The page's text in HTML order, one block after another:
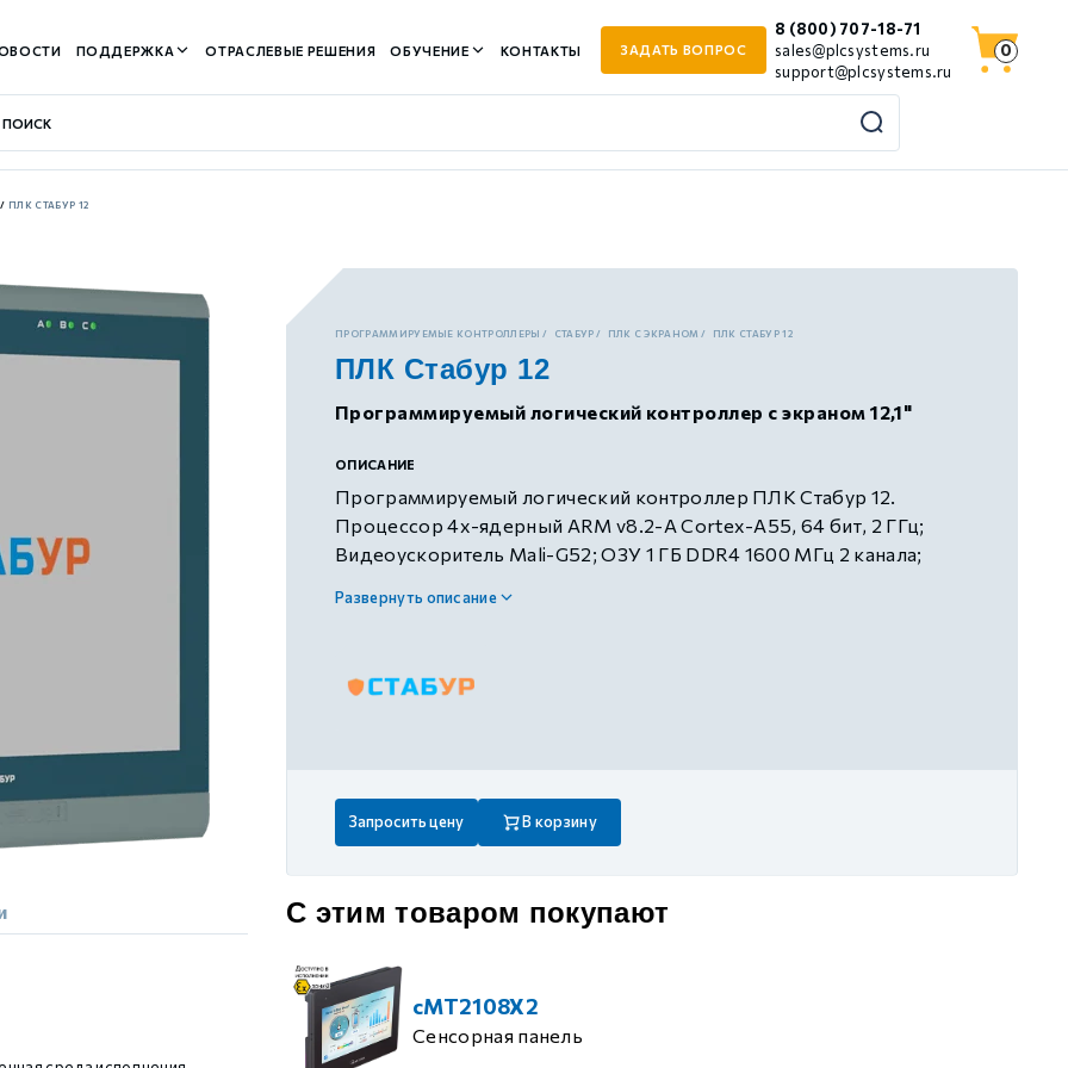
ПОДДЕРЖКА ОТРАСЛЕВЫЕ РЕШЕНИЯ ОБУЧЕНИЕ КОНТАКТЫ ЗАДАТЬ ВОПРОС
8 (800) 707-18-71
sales@plcsystems.ru
support@plcsystems.ru
0
/ ПЛК СТАБУР 12
ПРОГРАММИРУЕМЫЕ КОНТРОЛЛЕРЫ СТАБУР ПЛК С ЭКРАНОМ ПЛК СТАБУР 12
ПЛК Стабур 12
Программируемый логический контроллер с экраном 12,1"
ОПИСАНИЕ
Программируемый логический контроллер ПЛК Стабур 12.
Процессор 4х-ядерный ARM v8.2-A Cortex-A55, 64 бит, 2 ГГц;
Видеоускоритель Mali-G52; ОЗУ 1 ГБ DDR4 1600 МГц 2 канала;
OTG, часы реального времени. Дисплей 12.1'' TFT (1024х768);
10/100, 1х RS-232, 3х RS-485, 1х USB 2.0 HOST, 1х аудио вход, 1х
Развернуть описание
Запросить цену В корзину
С этим товаром покупают
cMT2108X2
Сенсорная панель
контуром)